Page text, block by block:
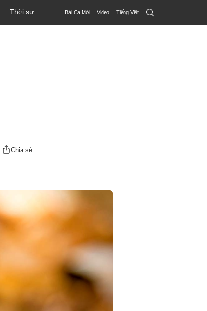
Thời sự Bài Ca Mới Video Tiếng Việt Search
Submit
Chia sẻ